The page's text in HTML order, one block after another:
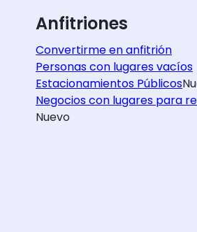
Anfitriones
Convertirme en anfitrión
Personas con lugares vacíos
Estacionamientos Públicos
Negocios con lugares para
Nuevo